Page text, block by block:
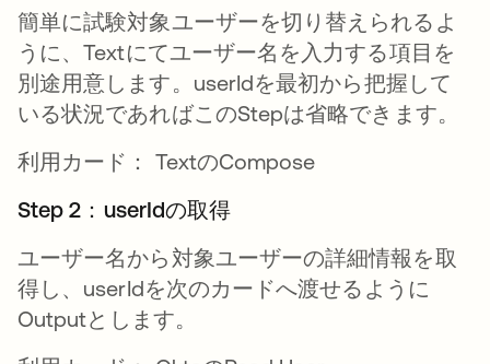
簡単に試験対象ユーザーを切り替えられるよ
うに、Textにてユーザー名を入力する項目を
別途用意します。userIdを最初から把握して
いる状況であればこのStepは省略できます。
利用カード： TextのCompose
Step 2：userIdの取得
ユーザー名から対象ユーザーの詳細情報を取
得し、userIdを次のカードへ渡せるように
Outputとします。